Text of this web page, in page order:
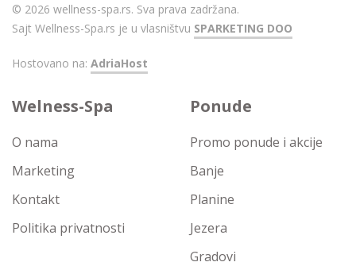
© 2026 wellness-spa.rs. Sva prava zadržana.
Sajt Wellness-Spa.rs je u vlasništvu SPARKETING DOO
Hostovano na: AdriaHost
Welness-Spa
O nama
Marketing
Kontakt
Politika privatnosti
Ponude
Promo ponude i akcije
Banje
Planine
Jezera
Gradovi